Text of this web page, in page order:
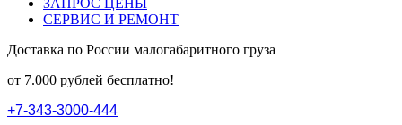
ЗАПРОС ЦЕНЫ
СЕРВИС И РЕМОНТ
Доставка по России малогабаритного груза
от 7.000 рублей бесплатно!
+7-343-3000-444